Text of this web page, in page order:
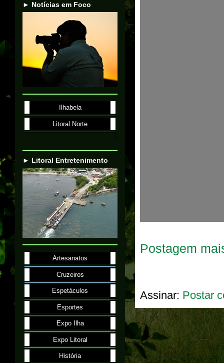
Postagem
Assinar: Postar
► Notícias em Foco
Ilhabela
Litoral Norte
► Litoral Entretenimento
Artesanatos
Cruzeiros
Espetáculos
Esportes
Expo Ilha
Expo Litoral
História